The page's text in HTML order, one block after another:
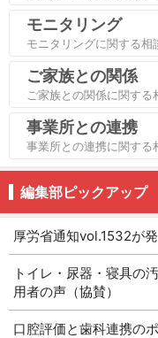
モニタリング
モニタリングに関する相
ご家族との関係
ご家族との関係に関する
事業所との連携
事業所との連携に関する
編集部ピックアップ
厚労省通知vol.1532が
トイレ・尿器・寝具の
用者の声（協賛）
口腔評価と歯科連携の